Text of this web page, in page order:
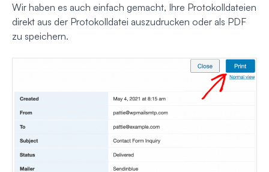
Wir haben es auch einfach gemacht, Ihre Protokolldateien
direkt aus der Protokolldatei auszudrucken oder als PDF
zu speichern.